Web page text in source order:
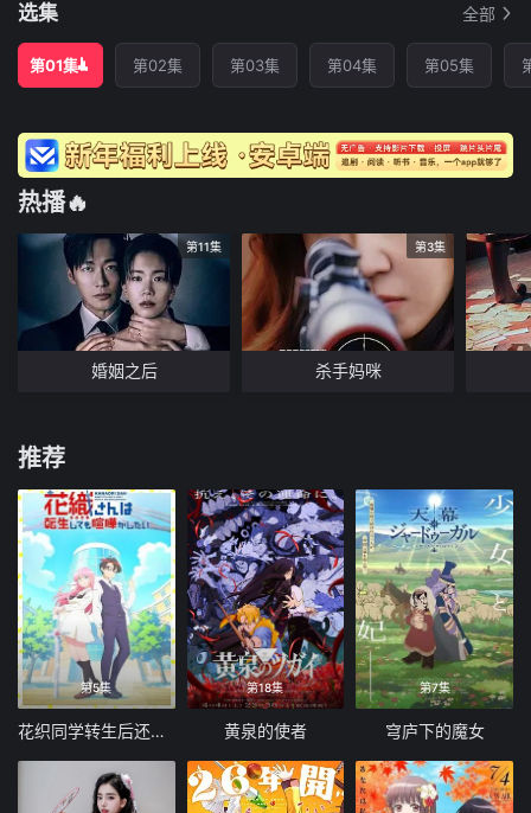
选集 全部
第01集 第02集 第03集 第04集 第05集
热播🔥
第11集
婚姻之后
第3集
杀手妈咪
推荐
第5集
花织同学转生后还是想干架
第18集
黄泉的使者
第7集
穹庐下的魔女